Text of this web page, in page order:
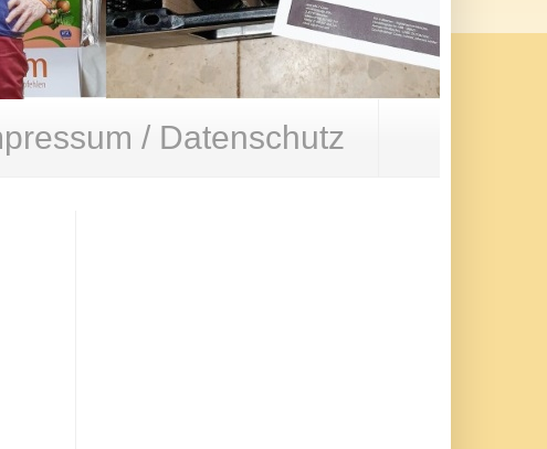
/ Datenschutz